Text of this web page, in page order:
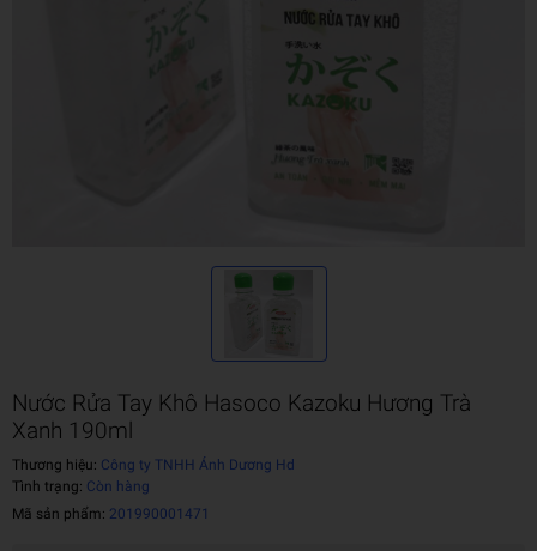
Nước Rửa Tay Khô Hasoco Kazoku Hương Trà
Xanh 190ml
Thương hiệu: Công ty TNHH Ánh Dương Hd
Tình trạng: Còn hàng
Mã sản phẩm: 201990001471